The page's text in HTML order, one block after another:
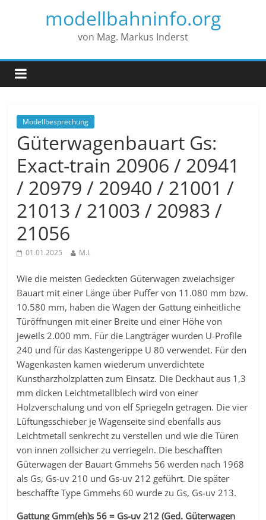
modellbahninfo.org
von Mag. Markus Inderst
Modellbesprechung
Güterwagenbauart Gs:
Exact-train 20906 / 20941
/ 20979 / 20940 / 21001 /
21013 / 21003 / 20983 /
21056
01.01.2025 M.I.
Wie die meisten Gedeckten Güterwagen zweiachsiger
Bauart mit einer Länge über Puffer von 11.080 mm bzw.
10.580 mm, haben die Wagen der Gattung einheitliche
Türöffnungen mit einer Breite und einer Höhe von
jeweils 2.000 mm. Für die Langträger wurden U-Profile
240 und für das Kastengerippe U 80 verwendet. Für den
Wagenkasten kamen wiederum unverdichtete
Kunstharzholzplatten zum Einsatz. Die Deckhaut aus 1,3
mm dicken Leichtmetallblech wird von einer
Holzverschalung und von elf Spriegeln getragen. Die vier
Lüftungsschieber je Wagenseite sind ebenfalls aus
Leichtmetall senkrecht zu verstellen und wie die Türen
von innen zollsicher zu verriegeln. Die beschafften
Güterwagen der Bauart Gmmehs 56 werden nach 1968
als Gs, Gs-uv 210 und Gs-uv 212 geführt. Die später
beschaffte Type Gmmehs 60 wurde zu Gs, Gs-uv 213.
Gattung Gmm(eh)s 56 = Gs-uv 212 (Ged. Güterwagen